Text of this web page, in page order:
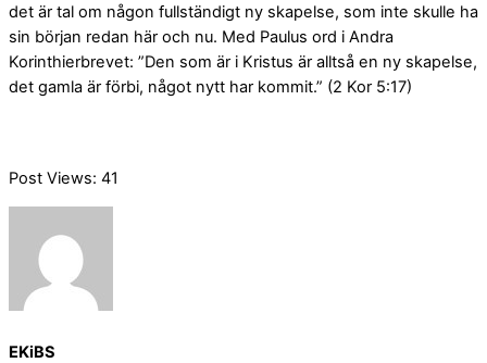
det är tal om någon fullständigt ny skapelse, som inte skulle ha
sin början redan här och nu. Med Paulus ord i Andra
Korinthierbrevet: ”Den som är i Kristus är alltså en ny skapelse,
det gamla är förbi, något nytt har kommit.” (2 Kor 5:17)
Post Views: 41
EKiBS